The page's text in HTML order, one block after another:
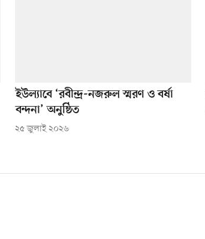
ইউল্যাবে ‘রবীন্দ্র-নজরুল স্মরণ ও বর্ষা
বন্দনা’ অনুষ্ঠিত
২৫ জুলাই ২০২৬